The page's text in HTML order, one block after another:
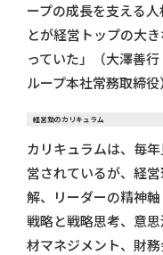
ープの成長を支える
とが経営トップの大
っていた」（大澤善
ループ本社常務取締役
経営塾のカリキュラム
カリキュラムは、毎
営されているが、経
解、リーダーの精神
戦略と戦略思考、意
材マネジメント、財